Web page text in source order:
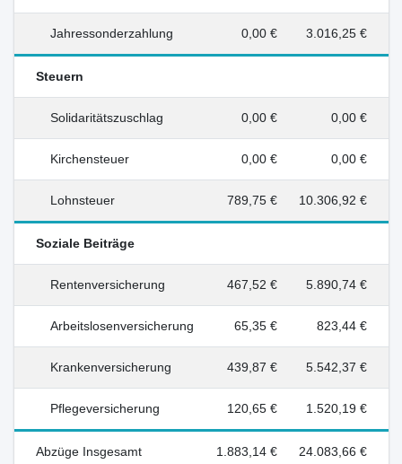
Jahressonderzahlung 0,00 € 3.016,25 €
Steuern
Solidaritätszuschlag 0,00 € 0,00 €
Kirchensteuer 0,00 € 0,00 €
Lohnsteuer 789,75 € 10.306,92 €
Soziale Beiträge
Rentenversicherung 467,52 € 5.890,74 €
Arbeitslosenversicherung 65,35 € 823,44 €
Krankenversicherung 439,87 € 5.542,37 €
Pflegeversicherung 120,65 € 1.520,19 €
Abzüge Insgesamt 1.883,14 € 24.083,66 €